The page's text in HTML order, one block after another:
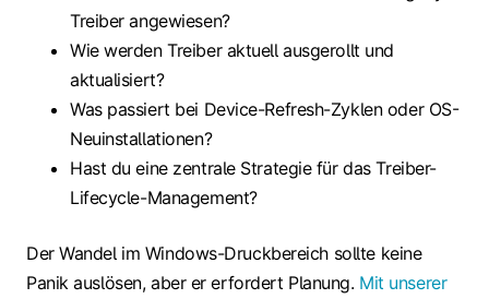
Treiber angewiesen?
Wie werden Treiber aktuell ausgerollt und
aktualisiert?
Was passiert bei Device-Refresh-Zyklen oder OS-
Neuinstallationen?
Hast du eine zentrale Strategie für das Treiber-
Lifecycle-Management?
Der Wandel im Windows-Druckbereich sollte keine
Panik auslösen, aber er erfordert Planung. Mit unserer